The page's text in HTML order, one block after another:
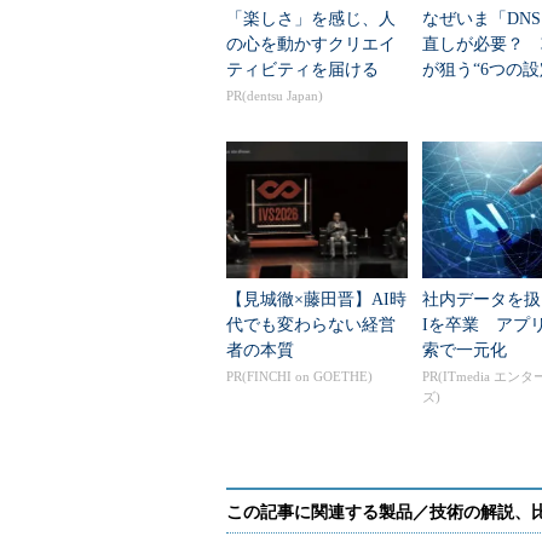
;; AUTHORITY SECTION:
jprs.jp. 86400 IN NS ns2.jprs.jp.
jprs.jp. 86400 IN NS ns1.jprs.jp.
;; ADDITIONAL SECTION:
ns1.jprs.jp. 86400 IN A 202.11.16.49
ns1.jprs.jp. 86400 IN AAAA
ns2.jprs.jp. 86400 IN A 202.11.16.59
ns2.jprs.jp. 86400 IN AAAA
ns3.jprs.jp. 86400 IN A
;; Query time: 1 msec
;; SERVER: 2001:dc4::1#53(2001:dc4::1)
%
「楽しさ」を感じ、人
の心を動かすクリエイ
ティビティを届ける
PR(dentsu Japan)
なぜいま「
直しが必要？
が狙う“6つの
【見城徹×藤田晋】AI時
代でも変わらない経営
者の本質
PR(FINCHI on GOETHE)
社内データを
Iを卒業 アプ
索で一元化
PR(ITmedia エンタ
ズ)